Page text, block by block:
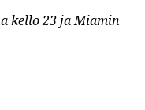
kello 23 ja Miamin